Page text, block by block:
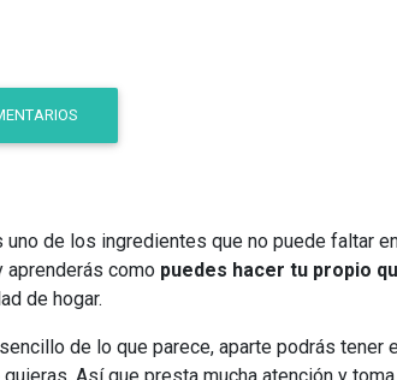
de los ingredientes que no puede faltar
aprenderás como puedes hacer tu propio
de hogar.
de lo que parece, aparte podrás tener